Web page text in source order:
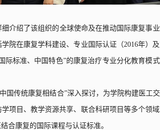
细介绍了该组织的全球使命及在推动国际康复事
院在康复学科建设、专业国际认证（2016年）
际标准、中国特色”的康复治疗专业分化教育模
国传统康复相结合”深入探讨，为学院构建医
项目、教学资源共享、联合科研项目等多个领
合康复的国际课程与认证标准。